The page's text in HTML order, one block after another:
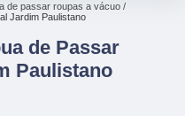
de passar roupas a vácuo
Jardim Paulistano
de Passar
Paulistano